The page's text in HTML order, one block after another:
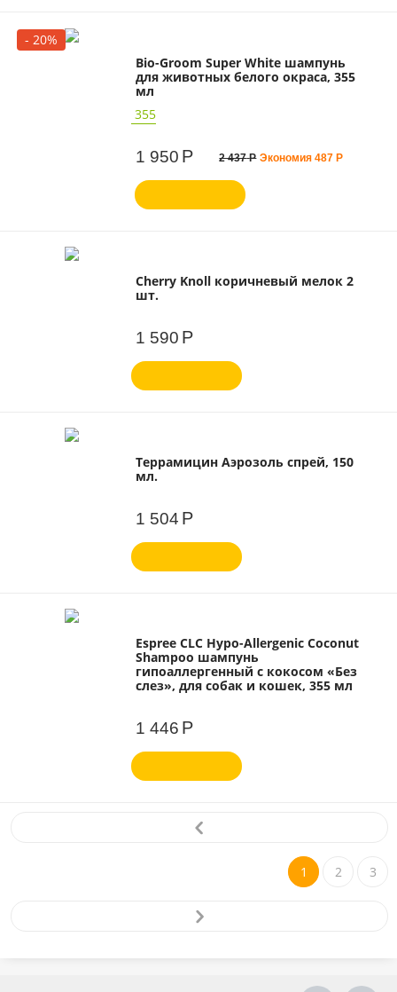
- 20%
Bio-Groom Super White шампунь
для животных белого окраса, 355
мл
355
1 950 Р 2 437 Р Экономия487 Р
Cherry Knoll коричневый мелок 2
шт.
1 590 Р
Террамицин Аэрозоль спрей, 150
мл.
1 504 Р
Espree CLC Hypo-Allergenic Coconut
Shampoo шампунь
гипоаллергенный с кокосом «Без
слез», для собак и кошек, 355 мл
1 446 Р
1 2 3